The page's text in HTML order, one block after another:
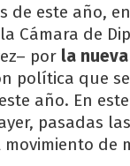
de este año,
Cámara de
por la
política que
año. En
pasadas
de